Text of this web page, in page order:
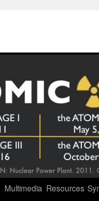
Multimedia Resources